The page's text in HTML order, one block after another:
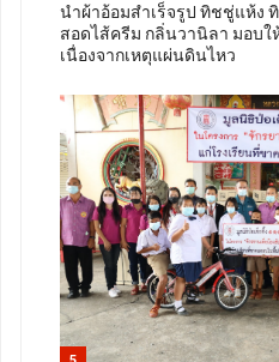
นำผ้าอ้อมสำเร็จรูป ทิชชู่แห้ง
สอดไส้ครีม กลิ่นวานิลา มอบ
เนื่องจากเหตุแผ่นดินไหว